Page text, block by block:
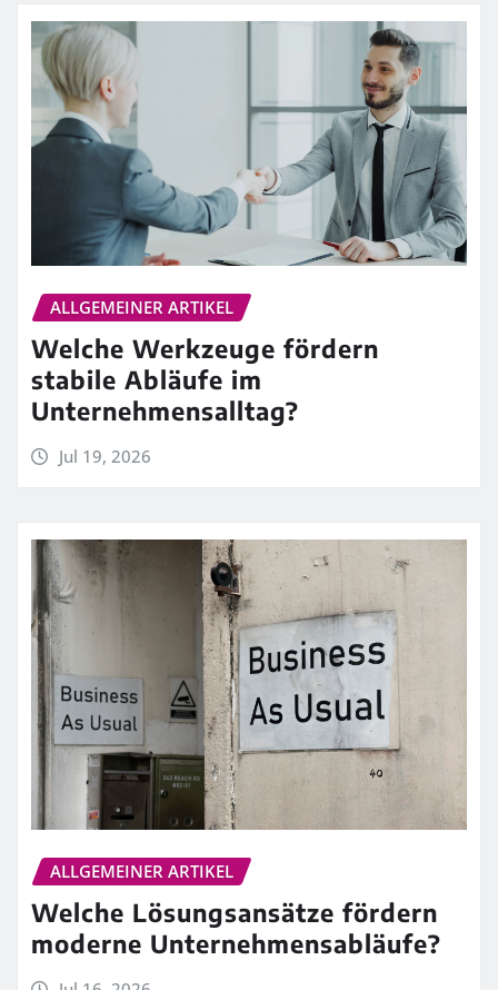
ALLGEMEINER ARTIKEL
Welche Werkzeuge fördern
stabile Abläufe im
Unternehmensalltag?
Jul 19, 2026
ALLGEMEINER ARTIKEL
Welche Lösungsansätze fördern
moderne Unternehmensabläufe?